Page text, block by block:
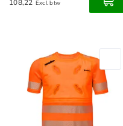
108,22 Excl. btw